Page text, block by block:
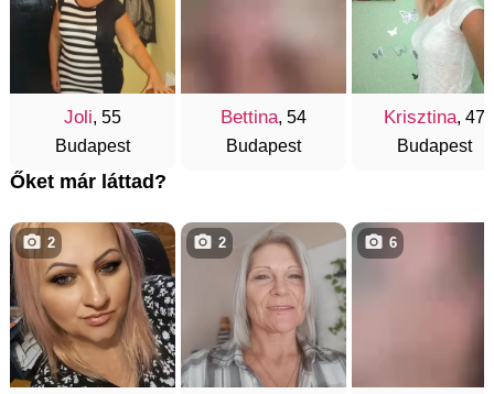
Joli, 55
Budapest
Bettina, 54
Budapest
Krisztina, 47
Budapest
Őket már láttad?
2 2 6